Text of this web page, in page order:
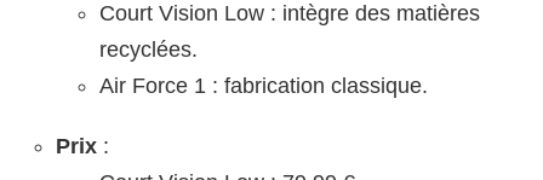
Court Vision Low : intègre des matières
recyclées.
Air Force 1 : fabrication classique.
Prix :